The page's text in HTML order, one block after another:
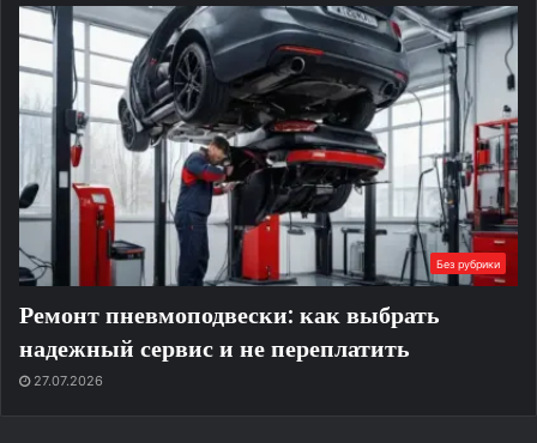
Без рубрики
Ремонт пневмоподвески: как выбрать
надежный сервис и не переплатить
27.07.2026